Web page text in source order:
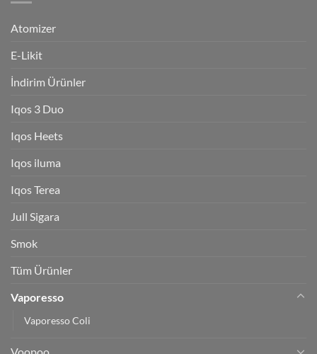
Atomizer
E-Likit
İndirim Ürünler
Iqos 3 Duo
Iqos Heets
Iqos iluma
Iqos Terea
Jull Sigara
Smok
Tüm Ürünler
Vaporesso
Vaporesso Coli